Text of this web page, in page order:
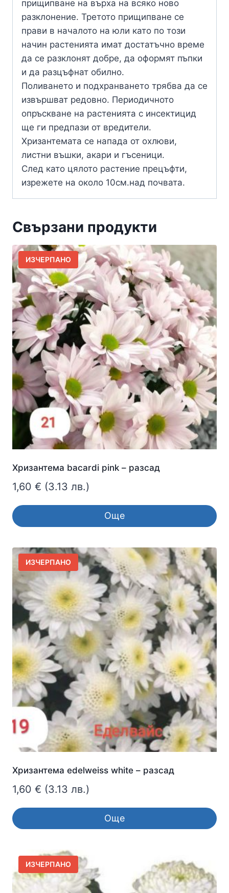
прищипване на върха на всяко ново
разклонение. Третото прищипване се
прави в началото на юли като по този
начин растенията имат достатъчно време
да се разклонят добре, да оформят пъпки
и да разцъфнат обилно.
Поливането и подхранването трябва да се
извършват редовно. Периодичното
опръскване на растенията с инсектицид
ще ги предпази от вредители.
Хризантемата се напада от охлюви,
листни въшки, акари и гъсеници.
След като цялото растение прецъфти,
изрежете на около 10см.над почвата.
Свързани продукти
ИЗЧЕРПАНО
Хризантема bacardi pink – разсад
1,60 € (3.13 лв.)
Още
ИЗЧЕРПАНО
Хризантема edelweiss white – разсад
1,60 € (3.13 лв.)
Още
ИЗЧЕРПАНО